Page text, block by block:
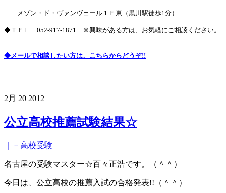
メゾン・ド・ヴァンヴェール１Ｆ東（黒川駅徒歩1分）
◆ＴＥＬ 052-917-1871 ※興味がある方は、お気軽にご相談ください。
◆メールで相談したい方は、こちらからどうぞ!!
2月 20 2012
公立高校推薦試験結果☆
｜－高校受験
名古屋の受験マスター☆百々正浩です。（＾＾）
今日は、公立高校の推薦入試の合格発表!!（＾＾）